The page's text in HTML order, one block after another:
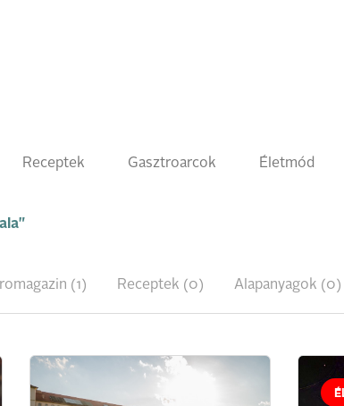
Receptek Gasztroarcok Életmód
(1) Receptek (0) Alapanyagok (0)